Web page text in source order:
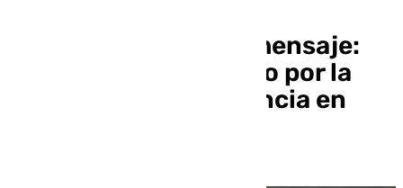
El Papa manda otro mensaje:
pide continuar orando por la
paz y el fin de la violencia en